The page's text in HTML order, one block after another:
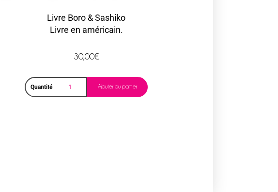
Livre Boro & Sashiko
Livre en américain.
30,00€
Quantité Ajouter au panier